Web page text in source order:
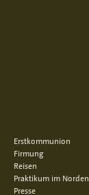
Erstkommunion
Firmung
Reisen
Praktikum im Norden
Presse